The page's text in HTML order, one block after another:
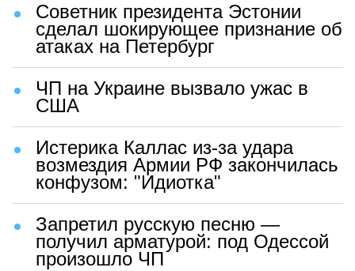
Советник президента Эстонии
сделал шокирующее признание об
атаках на Петербург
ЧП на Украине вызвало ужас в
США
Истерика Каллас из-за удара
возмездия Армии РФ закончилась
конфузом: "Идиотка"
Запретил русскую песню —
получил арматурой: под Одессой
произошло ЧП